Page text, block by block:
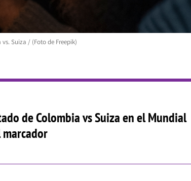
Suiza / (Foto de Freepik)
de Colombia vs Suiza en el Mundial